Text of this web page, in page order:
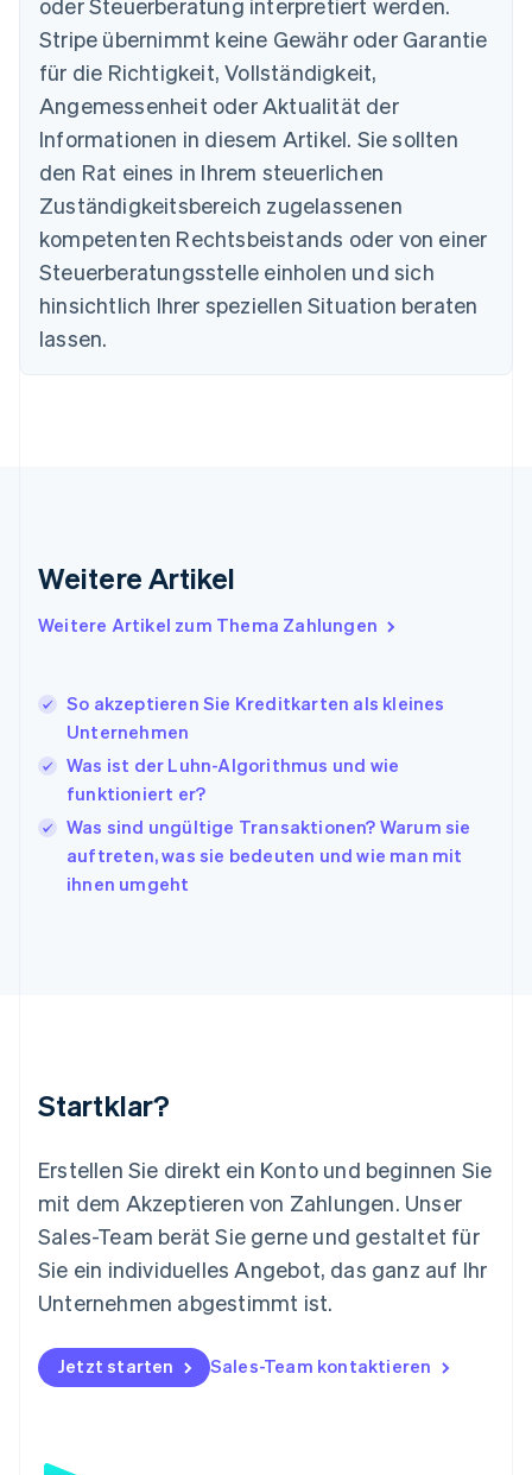
Stripe übernimmt keine Gewähr oder Garantie
für die Richtigkeit, Vollständigkeit,
Angemessenheit oder Aktualität der
Informationen in diesem Artikel. Sie sollten
den Rat eines in Ihrem steuerlichen
Zuständigkeitsbereich zugelassenen
kompetenten Rechtsbeistands oder von einer
Steuerberatungsstelle einholen und sich
hinsichtlich Ihrer speziellen Situation beraten
lassen.
Weitere Artikel
Weitere Artikel zum Thema Zahlungen
So akzeptieren Sie Kreditkarten als kleines
Unternehmen
Was ist der Luhn-Algorithmus und wie
funktioniert er?
Was sind ungültige Transaktionen? Warum sie
auftreten, was sie bedeuten und wie man mit
ihnen umgeht
Startklar?
Erstellen Sie direkt ein Konto und beginnen Sie
mit dem Akzeptieren von Zahlungen. Unser
Sales-Team berät Sie gerne und gestaltet für
Sie ein individuelles Angebot, das ganz auf Ihr
Unternehmen abgestimmt ist.
Jetzt starten Sales-Team kontaktieren
Nederlands Français DeutschEnglish
Brasilien
PortuguêsEnglish
English
Dänemark
English
Deutschland
Deutsch English
Estland
Festlandchina
简体中文English
Finnland
English
Frankreich
Irland
Italien
日本語 English
English Français
Kroatien
EnglishItaliano
English
Liechtenstein
DeutschEnglish
Mexiko
English
Niederlande
Nederlands English
Norwegen
English
Österreich
Polen
English
Portugal